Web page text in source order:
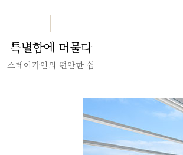
특별함에 머물다
스테이가인의 편안한 쉼